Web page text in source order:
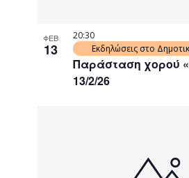
ΦΕΒ
13
Παράσταση χορού
13/2/26
20:30
Εκδηλώσεις στο